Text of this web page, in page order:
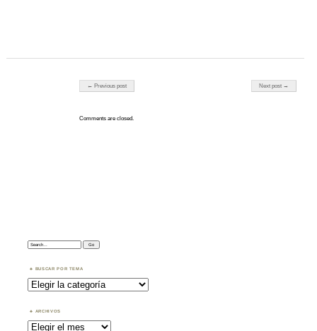
Post navigation
← Previous post Next post →
Comments are closed.
Search:
BUSCAR POR TEMA
Buscar
por
Tema
ARCHIVOS
Archivos